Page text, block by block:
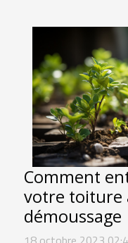
Comment
votre toiture
démoussage